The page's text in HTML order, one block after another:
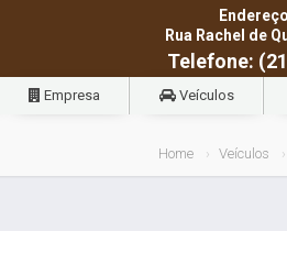
Rua Rachel de
Telefone:
Empresa Veículos
Home Veículos